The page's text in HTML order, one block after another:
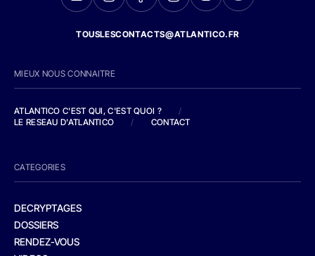
TOUSLESCONTACTS@ATLANTICO.FR
MIEUX NOUS CONNAITRE
ATLANTICO C'EST QUI, C'EST QUOI ?
/
LE RESEAU D'ATLANTICO
/ CONTACT
CATEGORIES
DECRYPTAGES
DOSSIERS
RENDEZ-VOUS